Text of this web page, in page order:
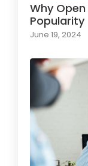
Why
Popularity
June 19, 2024